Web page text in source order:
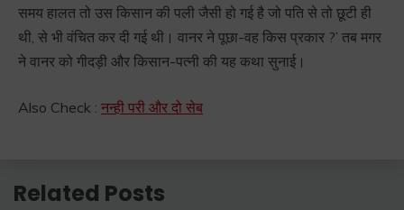
समय हालत तो उस किसान की पली जैसी हो गई है जो पति से तो छूटी ही
थी, से भी वंचित कर दी गई थी। वानर ने पूछा-वह किस प्रकार ?’ तब मगर
ने वानर को गीदड़ी और किसान-पत्नी की यह कथा सुनाई।
Also Check : नन्ही परी और दो सेब
Related Posts